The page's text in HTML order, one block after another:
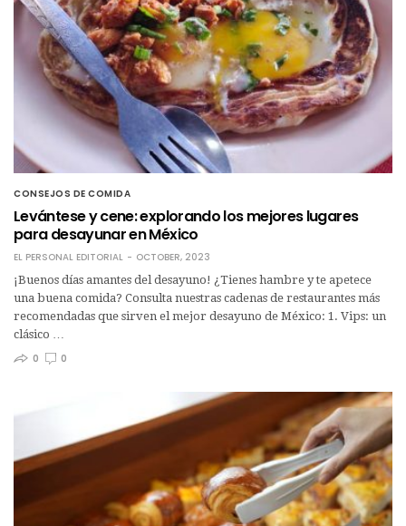
CONSEJOS DE COMIDA
Levántese y cene: explorando los mejores lugares
para desayunar en México
EL PERSONAL EDITORIAL
OCTOBER, 2023
¡Buenos días amantes del desayuno! ¿Tienes hambre y te apetece
una buena comida? Consulta nuestras cadenas de restaurantes más
recomendadas que sirven el mejor desayuno de México: 1. Vips: un
clásico …
0
0